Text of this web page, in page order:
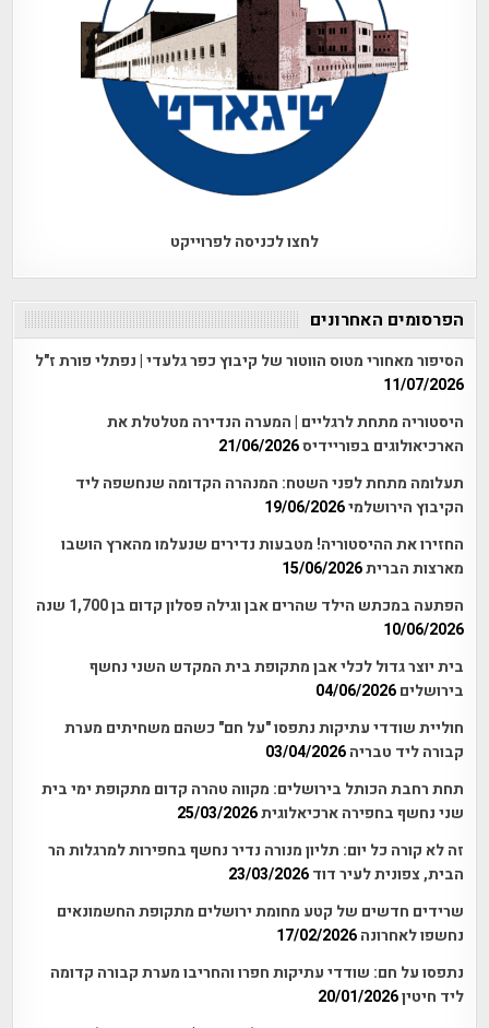
לחצו לכניסה לפרוייקט
הפרסומים האחרונים
הסיפור מאחורי מטוס הווטור של קיבוץ כפר גלעדי | נפתלי פורת ז"ל
11/07/2026
היסטוריה מתחת לרגליים | המערה הנדירה מטלטלת את
הארכיאולוגים בפוריידיס21/06/2026
תעלומה מתחת לפני השטח: המנהרה הקדומה שנחשפה ליד
הקיבוץ הירושלמי19/06/2026
החזירו את ההיסטוריה! מטבעות נדירים שנעלמו מהארץ הושבו
מארצות הברית15/06/2026
הפתעה במכתש הילד שהרים אבן וגילה פסלון קדום בן 1,700 שנה
10/06/2026
בית יוצר גדול לכלי אבן מתקופת בית המקדש השני נחשף
בירושלים 04/06/2026
חוליית שודדי עתיקות נתפסו "על חם" כשהם משחיתים מערת
קבורה ליד טבריה 03/04/2026
תחת רחבת הכותל בירושלים: מקווה טהרה קדום מתקופת ימי בית
שני נחשף בחפירה ארכיאלוגית25/03/2026
זה לא קורה כל יום: תליון מנורה נדיר נחשף בחפירות למרגלות הר
הבית, צפונית לעיר דוד 23/03/2026
שרידים חדשים של קטע מחומת ירושלים מתקופת החשמונאים
נחשפו לאחרונה 17/02/2026
נתפסו על חם: שודדי עתיקות חפרו והחריבו מערת קבורה קדומה
ליד חיטין20/01/2026